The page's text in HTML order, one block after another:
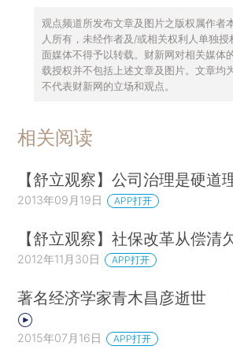
观点频道所发布文章及图片之版权属作者
人所有，未经作者及/或相关权利人单独
面媒体不得予以转载。财新网对相关媒体
载授权并不包括上述文章及图片。文章均
不代表财新网的立场和观点。
相关阅读
【舒立观察】公司治理是硬道
2013年09月19日 APP打开
【舒立观察】社保改革从偿清
2012年11月30日 APP打开
著名经济学家青木昌彦逝世
2015年07月16日 APP打开